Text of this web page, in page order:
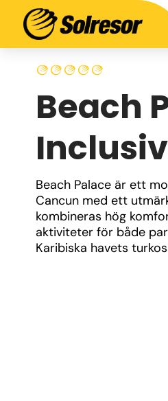
Beach
Beach Palace är ett
Cancun med ett
kombineras hög
aktiviteter för både
Karibiska havets